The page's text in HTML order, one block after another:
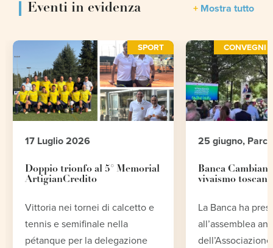
Eventi in evidenza Mostra tutto
SPORT
17 Luglio 2026
Doppio trionfo al 5° Memorial
ArtigianCredito
Vittoria nei tornei di calcetto e
tennis e semifinale nella
pétanque per la delegazione
CONVEGNI
25 giugno,
Banca
vivaismo toscano
La Banca ha
all’assemblea